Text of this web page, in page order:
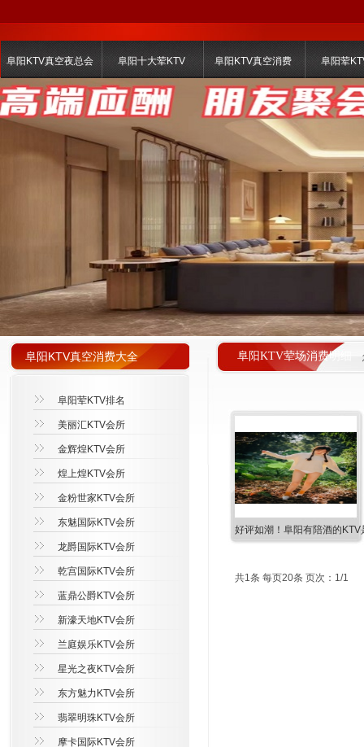
阜阳KTV真空夜总会 阜阳十大荤KTV 阜阳KTV真空消费 阜阳荤
阜阳KTV荤场消费明细
好评如潮！阜阳有陪酒的
共1条 每页20条 页次：1/1
阜阳KTV真空消费大全
阜阳荤KTV排名
美丽汇KTV会所
金辉煌KTV会所
煌上煌KTV会所
金粉世家KTV会所
东魅国际KTV会所
龙爵国际KTV会所
乾宫国际KTV会所
蓝鼎公爵KTV会所
新濠天地KTV会所
兰庭娱乐KTV会所
星光之夜KTV会所
东方魅力KTV会所
翡翠明珠KTV会所
摩卡国际KTV会所